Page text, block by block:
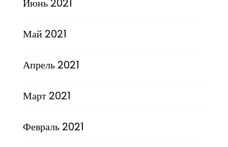
Июнь 2021
Май 2021
Апрель 2021
Март 2021
Февраль 2021